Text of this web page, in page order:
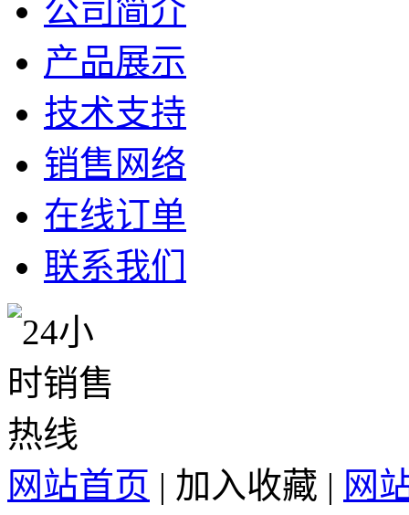
公司简介
产品展示
技术支持
销售网络
在线订单
联系我们
网站首页 | 加入收藏 | 网